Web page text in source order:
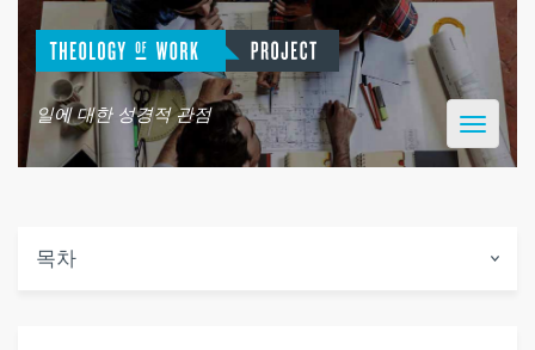
일에 대한 성경적 관점
Toggle
목차